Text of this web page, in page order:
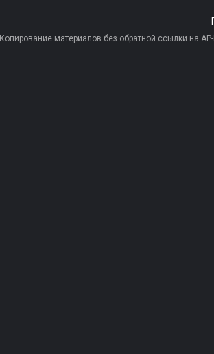
Копирование материалов без обратной ссылки на